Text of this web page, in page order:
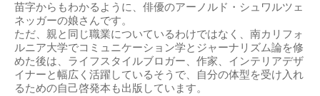
苗字からもわかるように、俳優のアーノルド・シュワルツェ
ネッガーの娘さんです。
ただ、親と同じ職業についているわけではなく、南カリフォ
ルニア大学でコミュニケーション学とジャーナリズム論を修
めた後は、ライフスタイルブロガー、作家、インテリアデザ
イナーと幅広く活躍しているそうで、自分の体型を受け入れ
るための自己啓発本も出版しています。